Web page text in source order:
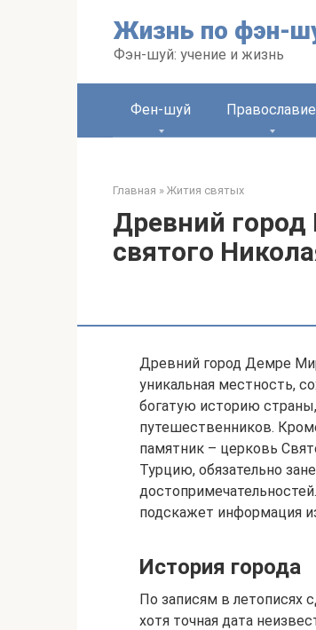
Жизнь по фэн-
Фэн-шуй: учение и жизнь
Фен-шуй Православие
Главная » Жития святых
Древний
святого
Древний город Демре
уникальная местность,
богатую историю
путешественников.
памятник – церковь
Турцию, обязательно
подскажет информация
История города
По записям в летописях
хотя точная дата